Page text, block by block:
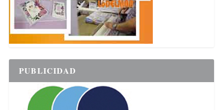
PUBLICIDAD